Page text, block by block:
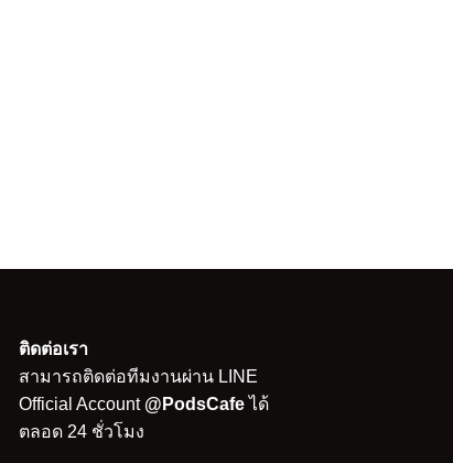
ติดต่อเรา
สามารถติดต่อทีมงานผ่าน LINE
Official Account @PodsCafeได้
ตลอด 24 ชั่วโมง